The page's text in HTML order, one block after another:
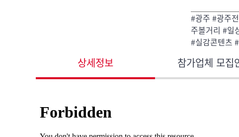
#광주 #광주
주볼거리 #일
#실감콘텐츠
상세정보 참가업체 모집